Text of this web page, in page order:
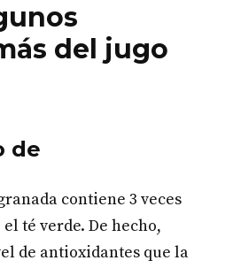
del jugo
de
contiene 3 veces
té verde. De hecho,
de antioxidantes que la